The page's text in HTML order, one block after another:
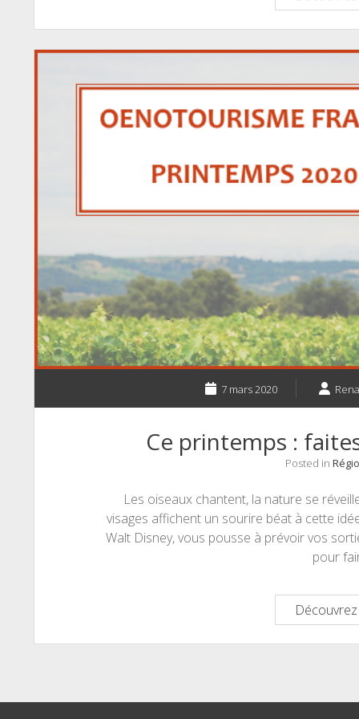
7 mars 2020
Ce printemps :
Posted in
Les oiseaux chantent, la nature se
visages affichent un sourire béat à cette
Walt Disney, vous pousse à prévoir vos
pour